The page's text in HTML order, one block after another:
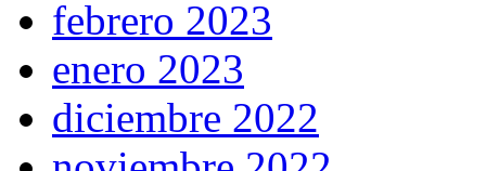
febrero 2023
enero 2023
diciembre 2022